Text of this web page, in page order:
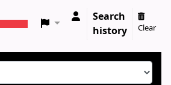
Search
history
Clear